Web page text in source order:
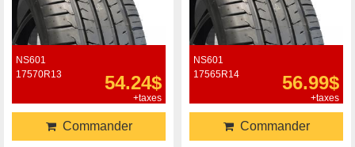
NS601
17570R13
54.24$
+taxes
Commander
NS601
17565R14
56.99$
+taxes
Commander